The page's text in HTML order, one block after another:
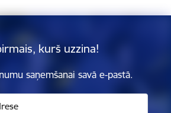
kurš uzzina!
saņemšanai savā e-pastā.